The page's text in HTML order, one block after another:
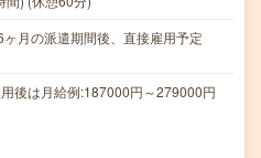
ヶ月の派遣期間後、直接雇用予定
後は月給例:187000円～279000円